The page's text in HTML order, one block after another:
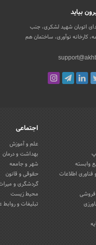
بیاید
اتوبان شهید لشکری، جنب
کارخانه نوآوری، ساختمان هم
وابسته
فناوری اطلاعات
فروشی
اجتماعی
علم و آموزش
بهداشت و درمان
شهر و جامعه
حقوقی و قانون
گردشگری و
محیط زیست
تبلیغات و